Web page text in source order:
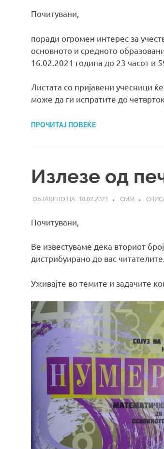
Почитувани,
поради огромен интерес за
основното и средното
16.02.2021 година до 23 часот и
Листата со пријавени учесници
може да ги испратите до
ПРОЧИТАЈ ПОВЕЌЕ
Излезе од
10.02.2021 СММ
Почитувани,
Ве известуваме дека вториот
дистрибуирано до вас читателите.
Уживајте во темите и задачите